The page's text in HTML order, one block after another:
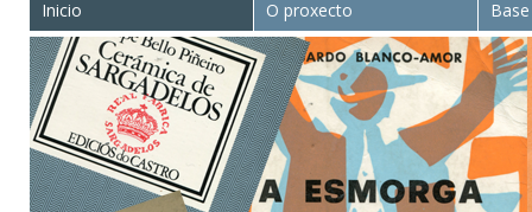
Inicio O proxecto